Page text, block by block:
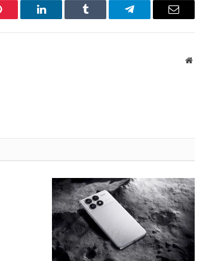
LinkedIn Tumblr Telegram Email
Website